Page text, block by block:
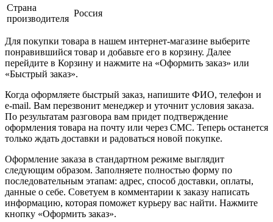
Страна
производителя
Россия
Для покупки товара в нашем интернет-магазине выберите
понравившийся товар и добавьте его в корзину. Далее
перейдите в Корзину и нажмите на «Оформить заказ» или
«Быстрый заказ».
Когда оформляете быстрый заказ, напишите ФИО, телефон и
e-mail. Вам перезвонит менеджер и уточнит условия заказа.
По результатам разговора вам придет подтверждение
оформления товара на почту или через СМС. Теперь останется
только ждать доставки и радоваться новой покупке.
Оформление заказа в стандартном режиме выглядит
следующим образом. Заполняете полностью форму по
последовательным этапам: адрес, способ доставки, оплаты,
данные о себе. Советуем в комментарии к заказу написать
информацию, которая поможет курьеру вас найти. Нажмите
кнопку «Оформить заказ».